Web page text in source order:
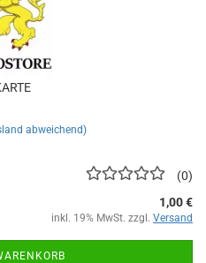
abweichend)
0
1,00 €
inkl. 19% MwSt. zzgl. Versand